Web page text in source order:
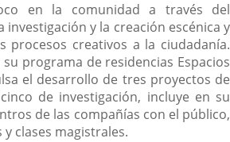
en la comunidad a través del
y la creación escénica y
procesos creativos a la ciudadanía.
programa de residencias Espacios
el desarrollo de tres proyectos de
de investigación, incluye en su
de las compañías con el público,
clases magistrales.